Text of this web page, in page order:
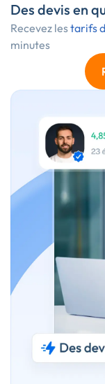
Des devis en
Recevez lestarifs
minutes